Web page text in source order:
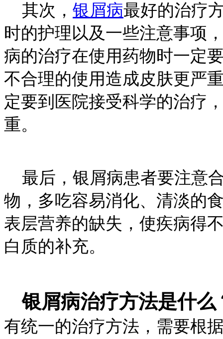
其次， 银屑病最好的治疗
时的护理以及一些注意事项
病的治疗在使用药物时一定
不合理的使用造成皮肤更严
定要到医院接受科学的治疗
重。
最后，银屑病患者要注意
物，多吃容易消化、清淡的
表层营养的缺失，使疾病得
白质的补充。
银屑病治疗方法是什么
有统一的治疗方法，需要根